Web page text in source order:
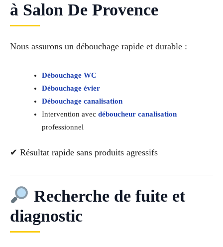
à Salon De Provence
Nous assurons un débouchage rapide et durable :
Débouchage WC
Débouchage évier
Débouchage canalisation
Intervention avec déboucheur canalisation
professionnel
✔ Résultat rapide sans produits agressifs
Recherche de fuite et
diagnostic